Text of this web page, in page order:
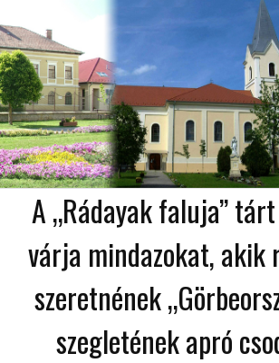
A „Rádayak faluja”
várja mindazokat, akik
szeretnének
szegletének apró